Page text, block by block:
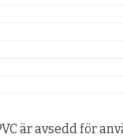
är avsedd för